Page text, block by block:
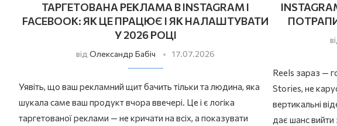
ТАРГЕТОВАНА РЕКЛАМА В INSTAGRAM І
FACEBOOK: ЯК ЦЕ ПРАЦЮЄ І ЯК НАЛАШТУВАТИ
У 2026 РОЦІ
відОлександр Бабіч 17.07.2026
Уявіть, що ваш рекламний щит бачить тільки та людина, яка
шукала саме ваш продукт вчора ввечері. Це і є логіка
таргетованої реклами — не кричати на всіх, а показувати
Reels зараз —
Stories, не
вертикальні
дає шанс